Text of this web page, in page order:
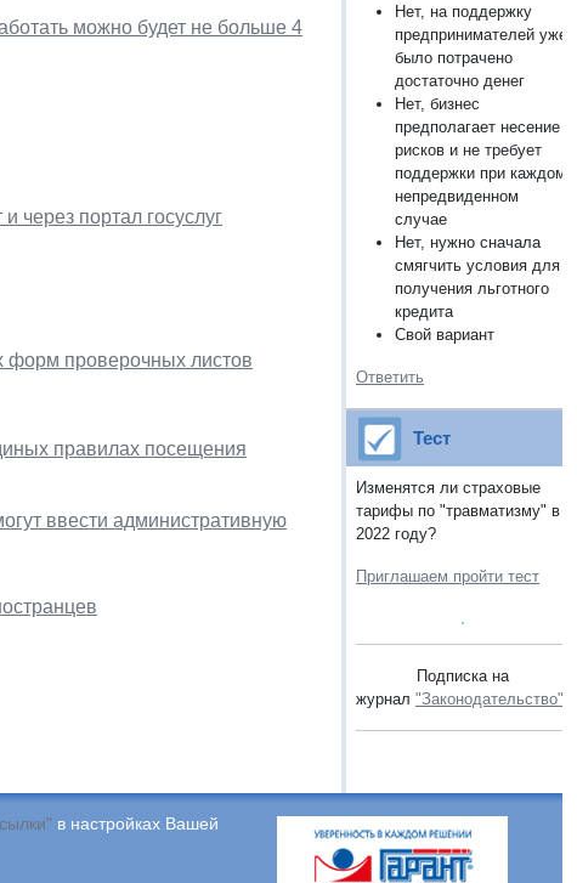
можно будет не больше 4
через портал госуслуг
форм проверочных листов
правилах посещения
ввести административную
Нет, на поддержку
предпринимателей уже
было потрачено
достаточно денег
Нет, бизнес
предполагает несение
рисков и не требует
поддержки при каждом
непредвиденном
случае
Нет, нужно сначала
смягчить условия для
получения льготного
кредита
Свой вариант
Ответить
Тест
Изменятся ли страховые
тарифы по "травматизму" в
2022 году?
Приглашаем пройти тест
Подписка на
журнал "Законодательство"
в настройках Вашей